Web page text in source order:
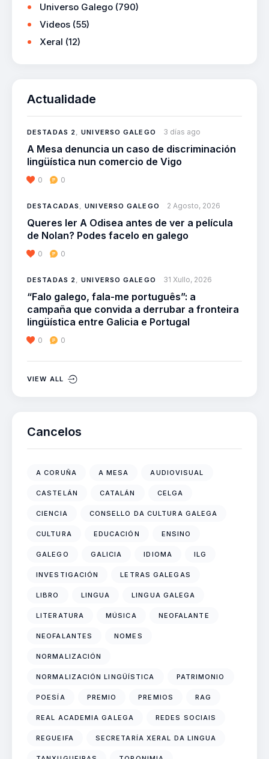
Universo Galego (790)
Videos (55)
Xeral (12)
Actualidade
DESTADAS 2,UNIVERSO GALEGO 3 días ago
A Mesa denuncia un caso de discriminación
lingüística nun comercio de Vigo
0 0
DESTACADAS ,UNIVERSO GALEGO 2 Agosto, 2026
Queres ler A Odisea antes de ver a película
de Nolan? Podes facelo en galego
0 0
DESTADAS 2,UNIVERSO GALEGO 31 Xullo, 2026
“Falo galego, fala-me português”: a
campaña que convida a derrubar a fronteira
lingüística entre Galicia e Portugal
0 0
VIEW ALL
Cancelos
A CORUÑA A MESA AUDIOVISUAL
CASTELÁN CATALÁN CELGA
CIENCIA CONSELLO DA CULTURA GALEGA
CULTURA EDUCACIÓN ENSINO
GALEGO GALICIA IDIOMA ILG
INVESTIGACIÓN LETRAS GALEGAS
LIBRO LINGUA LINGUA GALEGA
LITERATURA MÚSICA NEOFALANTE
NEOFALANTES NOMES
NORMALIZACIÓN
NORMALIZACIÓN LINGÜÍSTICA PATRIMONIO
POESÍA PREMIO PREMIOS RAG
REAL ACADEMIA GALEGA REDES SOCIAIS
REGUEIFA SECRETARÍA XERAL DA LINGUA